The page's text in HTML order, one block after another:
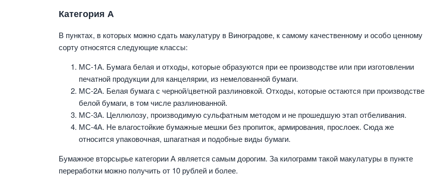
Категория А
В пунктах, в которых можно сдать макулатуру в Виноградове, к самому качественному и особо ценному
сорту относятся следующие классы:
МС-1А. Бумага белая и отходы, которые образуются при ее производстве или при изготовлении
печатной продукции для канцелярии, из немелованной бумаги.
МС-2А. Белая бумага с черной/цветной разлиновкой. Отходы, которые остаются при производстве
белой бумаги, в том числе разлинованной.
МС-3А. Целлюлозу, производимую сульфатным методом и не прошедшую этап отбеливания.
МС-4А. Не влагостойкие бумажные мешки без пропиток, армирования, прослоек. Сюда же
относится упаковочная, шпагатная и подобные виды бумаги.
Бумажное вторсырье категории А является самым дорогим. За килограмм такой макулатуры в пункте
переработки можно получить от 10 рублей и более.